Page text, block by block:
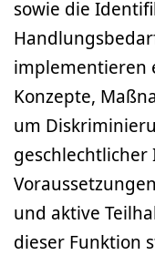
sowie die
implementieren
Konzepte,
um
und aktive
dieser Funktion